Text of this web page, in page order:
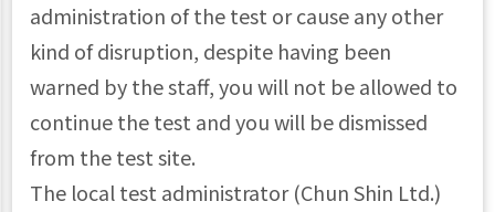
administration of the test or cause any other
kind of disruption, despite having been
warned by the staff, you will not be allowed to
continue the test and you will be dismissed
from the test site.
The local test administrator (Chun Shin Ltd.)